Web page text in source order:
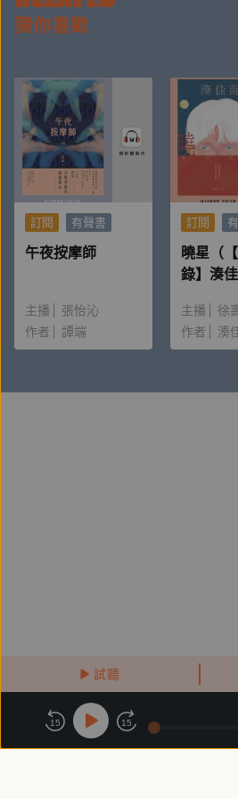
試聽
《惡童三部曲 （Ⅲ 第三個謊》
透用鏡中的反射畫面帶入成雙成
的花朵暗喻雙胞胎的故事，藉此
場精心鋪排的謊言。
【各界經典推薦】
‧我很難訴說雅歌塔的經典之作
‧早在學生時代我就讀過《惡童
過竟有一天能夠處理版權！權利
猜你喜歡
訂閱 有聲書
午夜按摩師
主播
張怡沁
作者
譚端
訂閱
曉星（
錄】湊
主播 徐
作者
湊
關於鏡好聽
商務合作 付費條款
15 15